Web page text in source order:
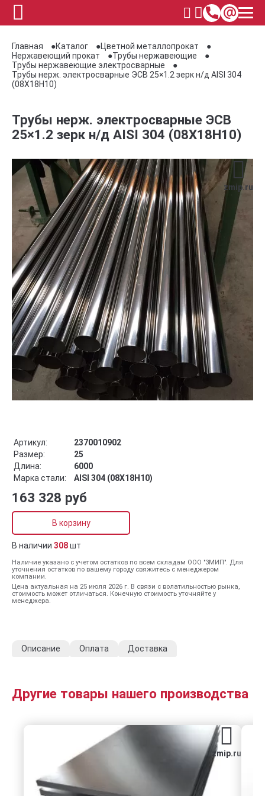
Главная Каталог
Цветной металлопрокат
Нержавеющий прокат
Трубы нержавеющие
Трубы нержавеющие электросварные
Трубы нерж. электросварные ЭСВ 25×1.2 зерк н/д AISI 304
(08Х18Н10)
Трубы нерж. электросварные ЭСВ
25×1.2 зерк н/д AISI 304 (08Х18Н10)
zmip.ru
Артикул:
2370010902
Размер:
25
Длина:
6000
Марка стали:
AISI 304 (08Х18Н10)
163 328 руб
В корзину
В наличии 308шт
Наличие указано с учетом остатков по всем складам ООО "ЗМИП". Для
уточнения остатков по вашему городу свяжитесь с менеджером
компании.
Цена актуальная на 25 июля 2026 г. В связи с волатильностью рынка,
стоимость может отличаться. Конечную стоимость уточняйте у
менеджера.
Описание Оплата Доставка
Другие товары нашего производства
zmip.ru